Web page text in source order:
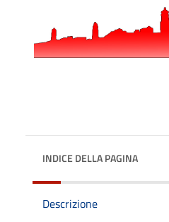
INDICE DELLA PAGINA
Descrizione